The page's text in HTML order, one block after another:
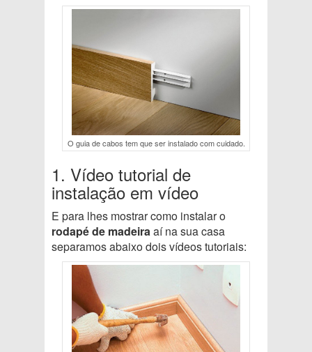
O guia de cabos tem que ser instalado com cuidado.
1. Vídeo tutorial de
instalação em vídeo
E para lhes mostrar como instalar o
rodapé de madeiraaí na sua casa
separamos abaixo dois vídeos tutoriais: